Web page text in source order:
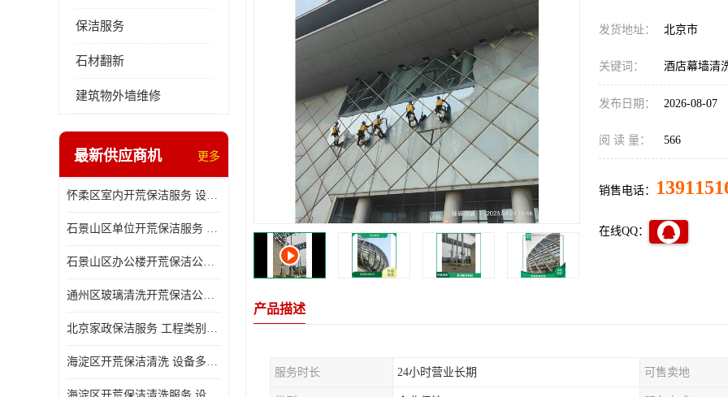
保洁服务
石材翻新
建筑物外墙维修
最新供应商机 更多
怀柔区室内开荒保洁服务 设备多样 减轻日后打理工作
石景山区单位开荒保洁服务 省心省力 便于人员尽快入住
石景山区办公楼开荒保洁公司 设备多样 清洁知识全面
通州区玻璃清洗开荒保洁公司电话 省心省力 有效消除隐患
北京家政保洁服务 工程类别多 有效消除隐患
海淀区开荒保洁清洗 设备多样 避免会留下卫生死角
发货地址： 北京市
关键词： 酒店幕墙清
发布日期： 2026-08-07
阅 读 量： 566
销售电话：
在线QQ：
产品描述
服务时长 24小时营业长期 可售卖地